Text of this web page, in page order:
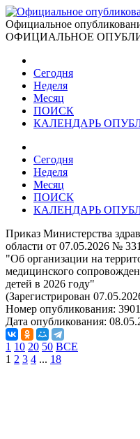
Официальное
ОФИЦИАЛЬНОЕ
Сегодня
Неделя
Месяц
ПОИСК
КАЛЕНДАРЬ
Сегодня
Неделя
Месяц
ПОИСК
КАЛЕНДАРЬ
Приказ Министерства
области от 07.05.2026 № 331
"Об организации на
медицинского
детей в 2026 году"
(Зарегистрирован
Номер опубликования:
Дата опубликования:
1 10 20 50 ВСЕ
1 2 3 4 ... 18